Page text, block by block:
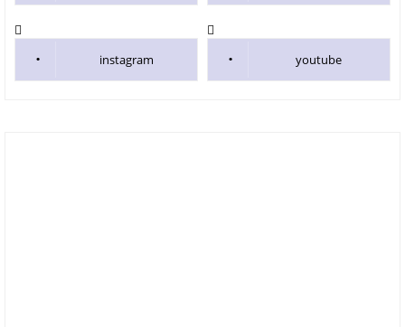
instagram youtube